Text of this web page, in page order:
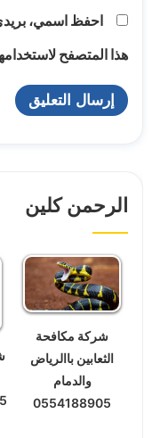
احفظ اسمي، بريدي
هذا المتصفح
الرحمن كلين
شركة مكافحة
الثعابين باالرياض
والدمام
0554188905